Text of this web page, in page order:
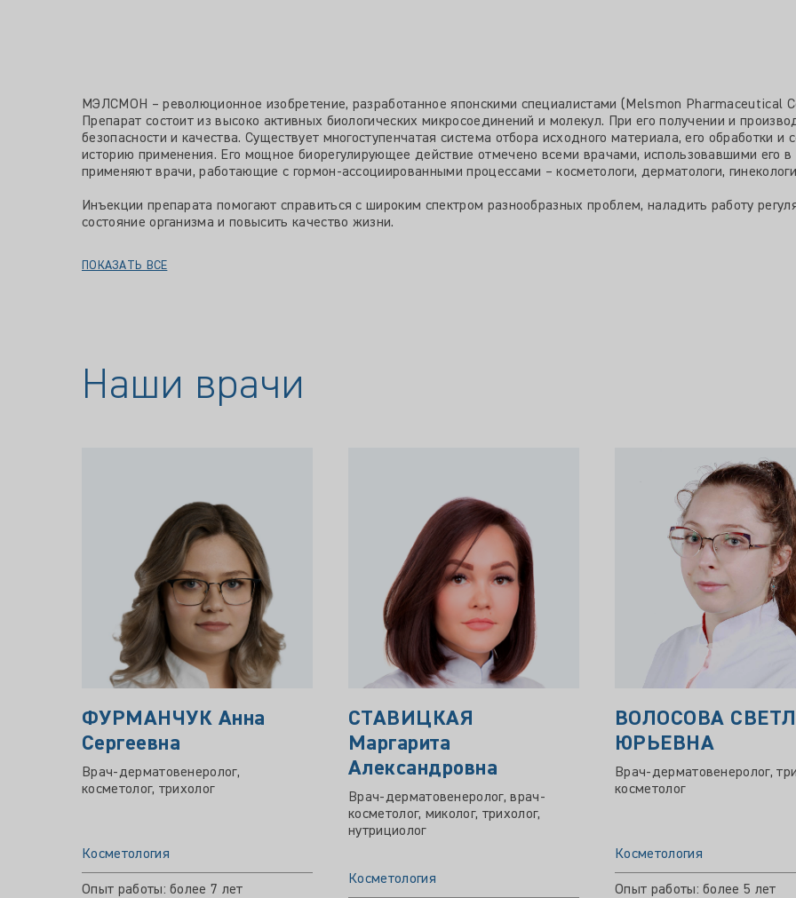
МЭЛСМОН – революционное изобретение, разработанное японскими специалистами (Melsmon Pharmaceutical
Препарат состоит из высоко активных биологических микросоединений и молекул. При его получении и
безопасности и качества. Существует многоступенчатая система отбора исходного материала, его обработки
историю применения. Его мощное биорегулирующее действие отмечено всеми врачами, использовавшими его
применяют врачи, работающие с гормон-ассоциированными процессами – косметологи, дерматологи,
Инъекции препарата помогают справиться с широким спектром разнообразных проблем, наладить работу
состояние организма и повысить качество жизни.
ПОКАЗАТЬ ВСЕ
Наши врачи
ФУРМАНЧУК Анна
Сергеевна
Врач-дерматовенеролог,
косметолог, трихолог
Косметология
Опыт работы: более 7 лет
СТАВИЦКАЯ
Маргарита
Александровна
Врач-дерматовенеролог, врач-
косметолог, миколог, трихолог,
нутрициолог
Косметология
ВОЛОСОВА
ЮРЬЕВНА
Врач-дерматовенеролог,
косметолог
Косметология
Опыт работы: более 5 лет